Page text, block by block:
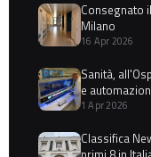
Consegnato
Milano
16 Apr 2026
Sanità,
e
1 Apr 2026
Classifica